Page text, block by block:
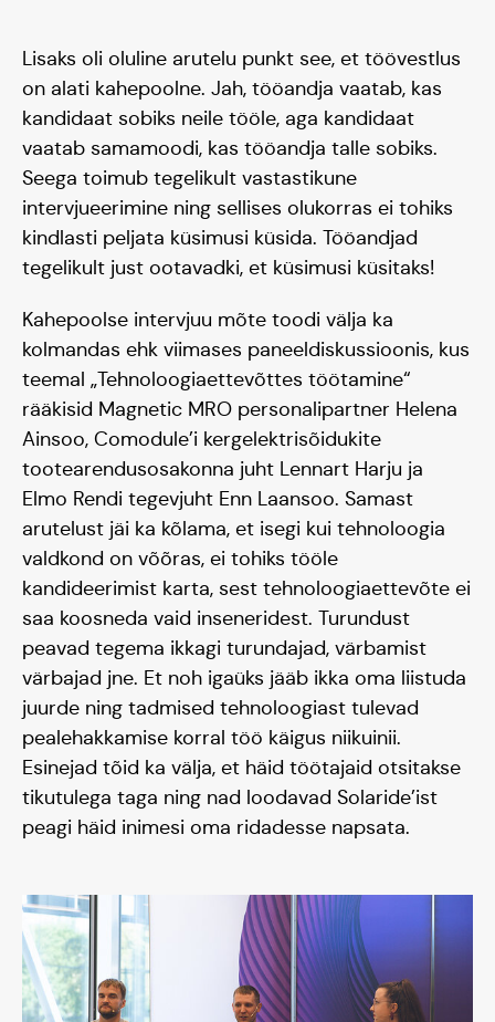
Blogi
Lisaks oli oluline arutelu punkt see, et töövestlus
on alati kahepoolne. Jah, tööandja vaatab, kas
kandidaat sobiks neile tööle, aga kandidaat
vaatab samamoodi, kas tööandja talle sobiks.
Seega toimub tegelikult vastastikune
intervjueerimine ning sellises olukorras ei tohiks
kindlasti peljata küsimusi küsida. Tööandjad
tegelikult just ootavadki, et küsimusi küsitaks!
Kahepoolse intervjuu mõte toodi välja ka
kolmandas ehk viimases paneeldiskussioonis, kus
teemal „Tehnoloogiaettevõttes töötamine“
rääkisid Magnetic MRO personalipartner Helena
Ainsoo, Comodule’i kergelektrisõidukite
tootearendusosakonna juht Lennart Harju ja
Elmo Rendi tegevjuht Enn Laansoo. Samast
arutelust jäi ka kõlama, et isegi kui tehnoloogia
valdkond on võõras, ei tohiks tööle
kandideerimist karta, sest tehnoloogiaettevõte ei
saa koosneda vaid inseneridest. Turundust
peavad tegema ikkagi turundajad, värbamist
värbajad jne. Et noh igaüks jääb ikka oma liistuda
juurde ning tadmised tehnoloogiast tulevad
pealehakkamise korral töö käigus niikuinii.
Esinejad tõid ka välja, et häid töötajaid otsitakse
tikutulega taga ning nad loodavad Solaride’ist
peagi häid inimesi oma ridadesse napsata.